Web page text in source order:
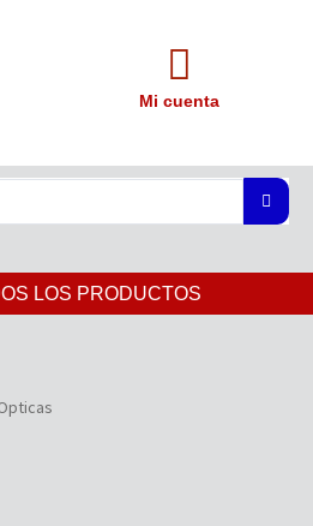
Mi cuenta
LOS PRODUCTOS